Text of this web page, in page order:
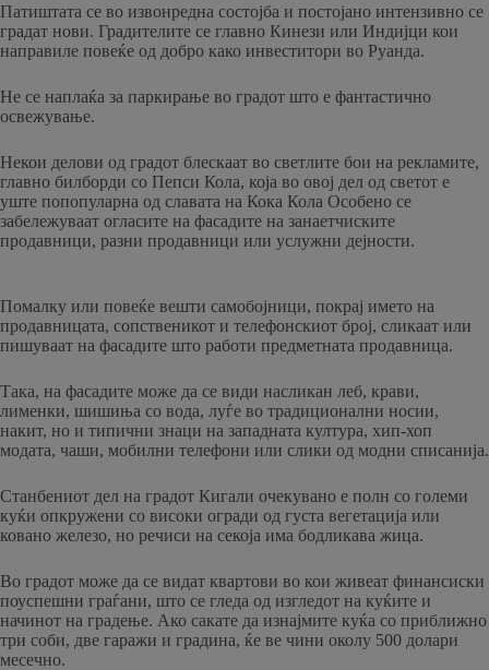
Патиштата се во извонредна состојба и постојано интензивно се
градат нови. Градителите се главно Кинези или Индијци кои
направиле повеќе од добро како инвеститори во Руанда.
Не се наплаќа за паркирање во градот што е фантастично
освежување.
Некои делови од градот блескаат во светлите бои на рекламите,
главно билборди со Пепси Кола, која во овој дел од светот е
уште попопуларна од славата на Кока Кола Особено се
забележуваат огласите на фасадите на занаетчиските
продавници, разни продавници или услужни дејности.
Помалку или повеќе вешти самобојници, покрај името на
продавницата, сопственикот и телефонскиот број, сликаат или
пишуваат на фасадите што работи предметната продавница.
Така, на фасадите може да се види насликан леб, крави,
лименки, шишиња со вода, луѓе во традиционални носии,
накит, но и типични знаци на западната култура, хип-хоп
модата, чаши, мобилни телефони или слики од модни списанија.
Станбениот дел на градот Кигали очекувано е полн со големи
куќи опкружени со високи огради од густа вегетација или
ковано железо, но речиси на секоја има бодликава жица.
Во градот може да се видат квартови во кои живеат финансиски
поуспешни граѓани, што се гледа од изгледот на куќите и
начинот на градење. Ако сакате да изнајмите куќа со приближно
три соби, две гаражи и градина, ќе ве чини околу 500 долари
месечно.